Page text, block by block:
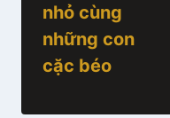
nhỏ cùng
những con
cặc béo